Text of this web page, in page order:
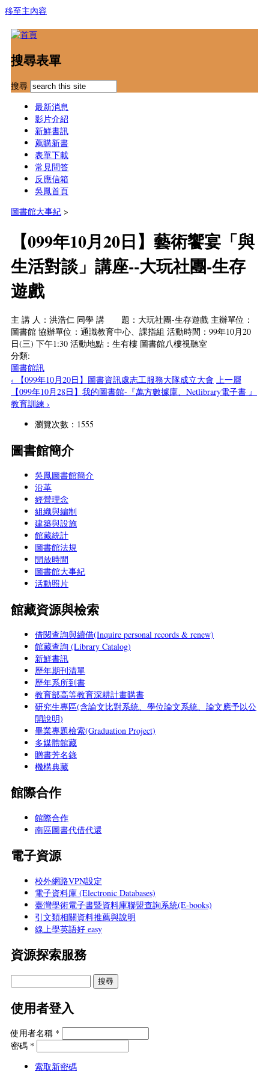
移至主內容
搜尋表單
搜尋
最新消息
影片介紹
新鮮書訊
薦購新書
表單下載
常見問答
反應信箱
吳鳳首頁
圖書館大事紀 >
【099年10月20日】藝術饗宴「與
生活對談」講座--大玩社團-生存
遊戲
主 講 人：洪浩仁 同學 講 題：大玩社團-生存遊戲 主辦單位：
圖書館 協辦單位：通識教育中心、課指組 活動時間：99年10月20
日(三) 下午1:30 活動地點：生有樓 圖書館八樓視聽室
分類:
圖書館訊
‹ 【099年10月20日】圖書資訊處志工服務大隊成立大會 上一層
【099年10月28日】我的圖書館-『萬方數據庫、Netlibrary電子書 』
教育訓練 ›
瀏覽次數：1555
圖書館簡介
吳鳳圖書館簡介
沿革
經營理念
組織與編制
建築與設施
館藏統計
圖書館法規
開放時間
圖書館大事紀
活動照片
館藏資源與檢索
借閱查詢與續借(Inquire personal records & renew)
館藏查詢 (Library Catalog)
新鮮書訊
歷年期刊清單
歷年系所到書
教育部高等教育深耕計畫購書
研究生專區(含論文比對系統、學位論文系統、論文應予以公
開說明)
畢業專題檢索(Graduation Project)
多媒體館藏
贈書芳名錄
機構典藏
館際合作
館際合作
南區圖書代借代還
電子資源
校外網路VPN設定
電子資料庫 (Electronic Databases)
臺灣學術電子書暨資料庫聯盟查詢系統(E-books)
引文類相關資料推薦與說明
線上學英語好 easy
資源探索服務
使用者登入
使用者名稱 *
密碼 *
索取新密碼